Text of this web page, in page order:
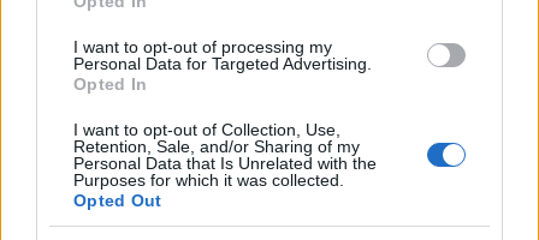
I want to opt-out of processing my
Personal Data for Targeted Advertising.
Opted In
I want to opt-out of Collection, Use,
Retention, Sale, and/or Sharing of my
Personal Data that Is Unrelated with the
Purposes for which it was collected.
Opted Out
ισχυρότερα επεισόδια των τελευταίων 50
Οδηγός στη Μύκονο άρπαξε τσάντα
Hermès και Rolex αξίας 75.000 ευρώ από